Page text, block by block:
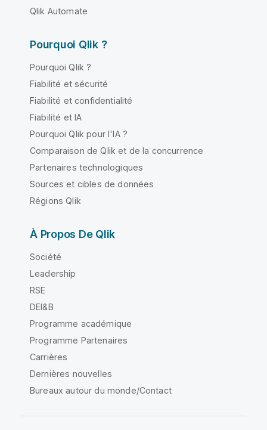
Qlik Automate
Pourquoi Qlik ?
Pourquoi Qlik ?
Fiabilité et sécurité
Fiabilité et confidentialité
Fiabilité et IA
Pourquoi Qlik pour l'IA ?
Comparaison de Qlik et de la concurrence
Partenaires technologiques
Sources et cibles de données
Régions Qlik
À Propos De Qlik
Société
Leadership
RSE
DEI&B
Programme académique
Programme Partenaires
Carrières
Dernières nouvelles
Bureaux autour du monde/Contact